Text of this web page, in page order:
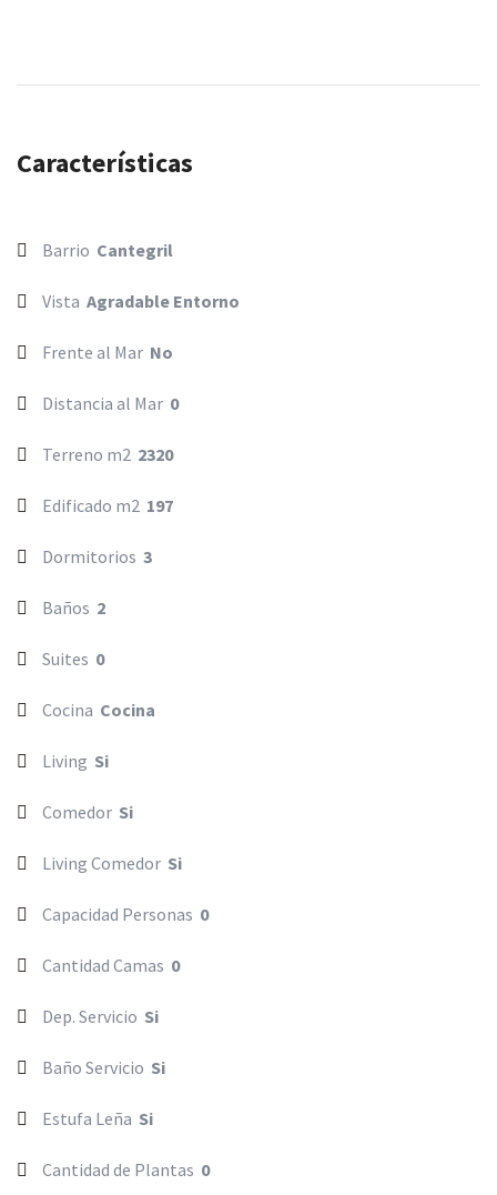
Características
Barrio Cantegril
Vista Agradable Entorno
Frente al Mar No
Distancia al Mar 0
Terreno m2 2320
Edificado m2 197
Dormitorios 3
Baños 2
Suites 0
Cocina Cocina
Living Si
Comedor Si
Living Comedor Si
Capacidad Personas 0
Cantidad Camas 0
Dep. Servicio Si
Baño Servicio Si
Estufa Leña Si
Cantidad de Plantas 0